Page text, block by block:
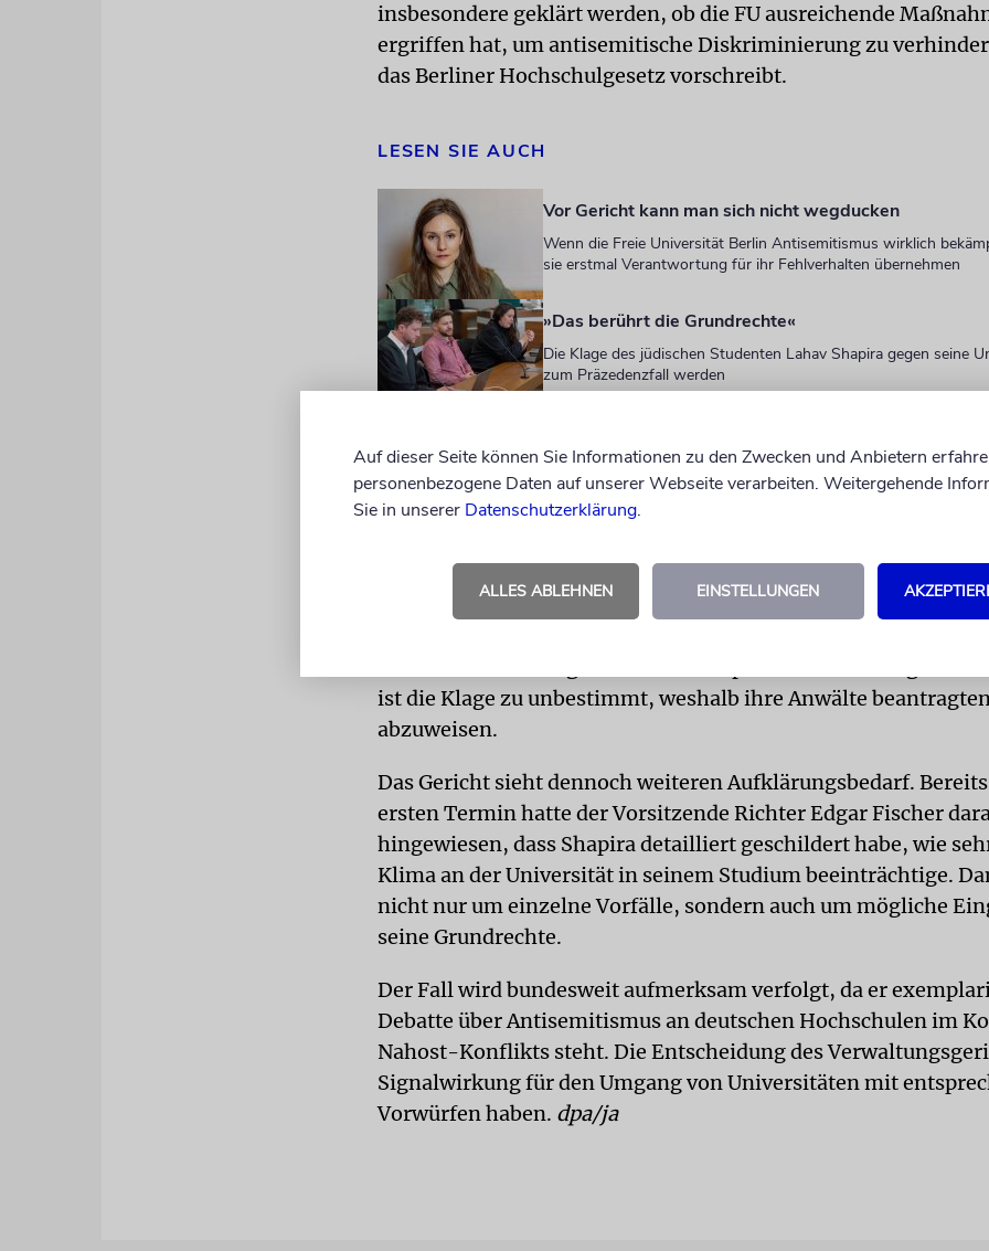
insbesondere geklärt werden, ob die FU ausreichende
ergriffen hat, um antisemitische Diskriminierung zu
das Berliner Hochschulgesetz vorschreibt.
LESEN SIE AUCH
Vor Gericht kann man sich nicht wegducken
Wenn die Freie Universität Berlin Antisemitismus wirklich
sie erstmal Verantwortung für ihr Fehlverhalten übernehmen
»Das berührt die Grundrechte«
Die Klage des jüdischen Studenten Lahav Shapira gegen seine
zum Präzedenzfall werden
Im Gespräch mit der »taz« äußert sich der 2024 brutal
FU-Student ausführlich zum Prozess
Die Universität weist die Vorwürfe zurück. Vor Gericht
ist die Klage zu unbestimmt, weshalb ihre Anwälte
abzuweisen.
Das Gericht sieht dennoch weiteren Aufklärungsbedarf.
ersten Termin hatte der Vorsitzende Richter Edgar Fischer
hingewiesen, dass Shapira detailliert geschildert habe, wie
Klima an der Universität in seinem Studium beeinträchtige.
nicht nur um einzelne Vorfälle, sondern auch um mögliche
seine Grundrechte.
Der Fall wird bundesweit aufmerksam verfolgt, da er
Debatte über Antisemitismus an deutschen Hochschulen im
Nahost-Konflikts steht. Die Entscheidung des
Signalwirkung für den Umgang von Universitäten mit
Vorwürfen haben. dpa/ja
Auf dieser Seite können Sie Informationen zu den Zwecken und Anbietern
personenbezogene Daten auf unserer Webseite verarbeiten. Weitergehende
Sie in unserer Datenschutzerklärung.
ALLES ABLEHNEN EINSTELLUNGEN